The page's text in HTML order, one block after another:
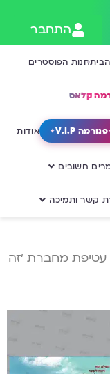
התחבר
חנות הפוסטרים
קלאס
פנורמה V.I.P אודות
חשובים
קשר ותמיכה
עטיפת מחברת ‘זה